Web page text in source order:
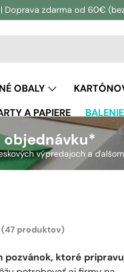
zdarma od 60€
OBALY
A PAPIERE
objednávku*
výpredajoch a
(47 produktov)
pozvánok, ktoré